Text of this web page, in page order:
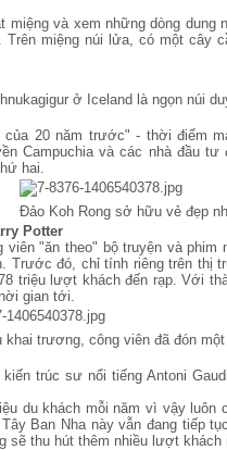
miệng và xem những dòng dung
miệng núi lửa, có một cây
ở Iceland là ngọn núi
20 năm trước" - thời điểm
Campuchia và các nhà đầu
hai.
Đảo Koh Rong sở hữu vẻ đẹp
Potter
"ăn theo" bộ truyện và
Trước đó, chỉ tính riêng trên thị
triệu lượt khách đến rạp. Với
gian tới.
khai trương, công viên đã đón
trúc sư nổi tiếng Antoni
du khách mỗi năm vì vậy
Ban Nha này vẫn đang tiếp
sẽ thu hút thêm nhiều lượt